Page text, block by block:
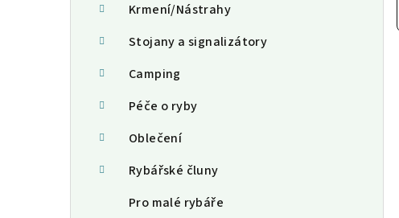
Krmení/Nástrahy
Stojany a signalizátory
Camping
Péče o ryby
Oblečení
Rybářské čluny
Pro malé rybáře